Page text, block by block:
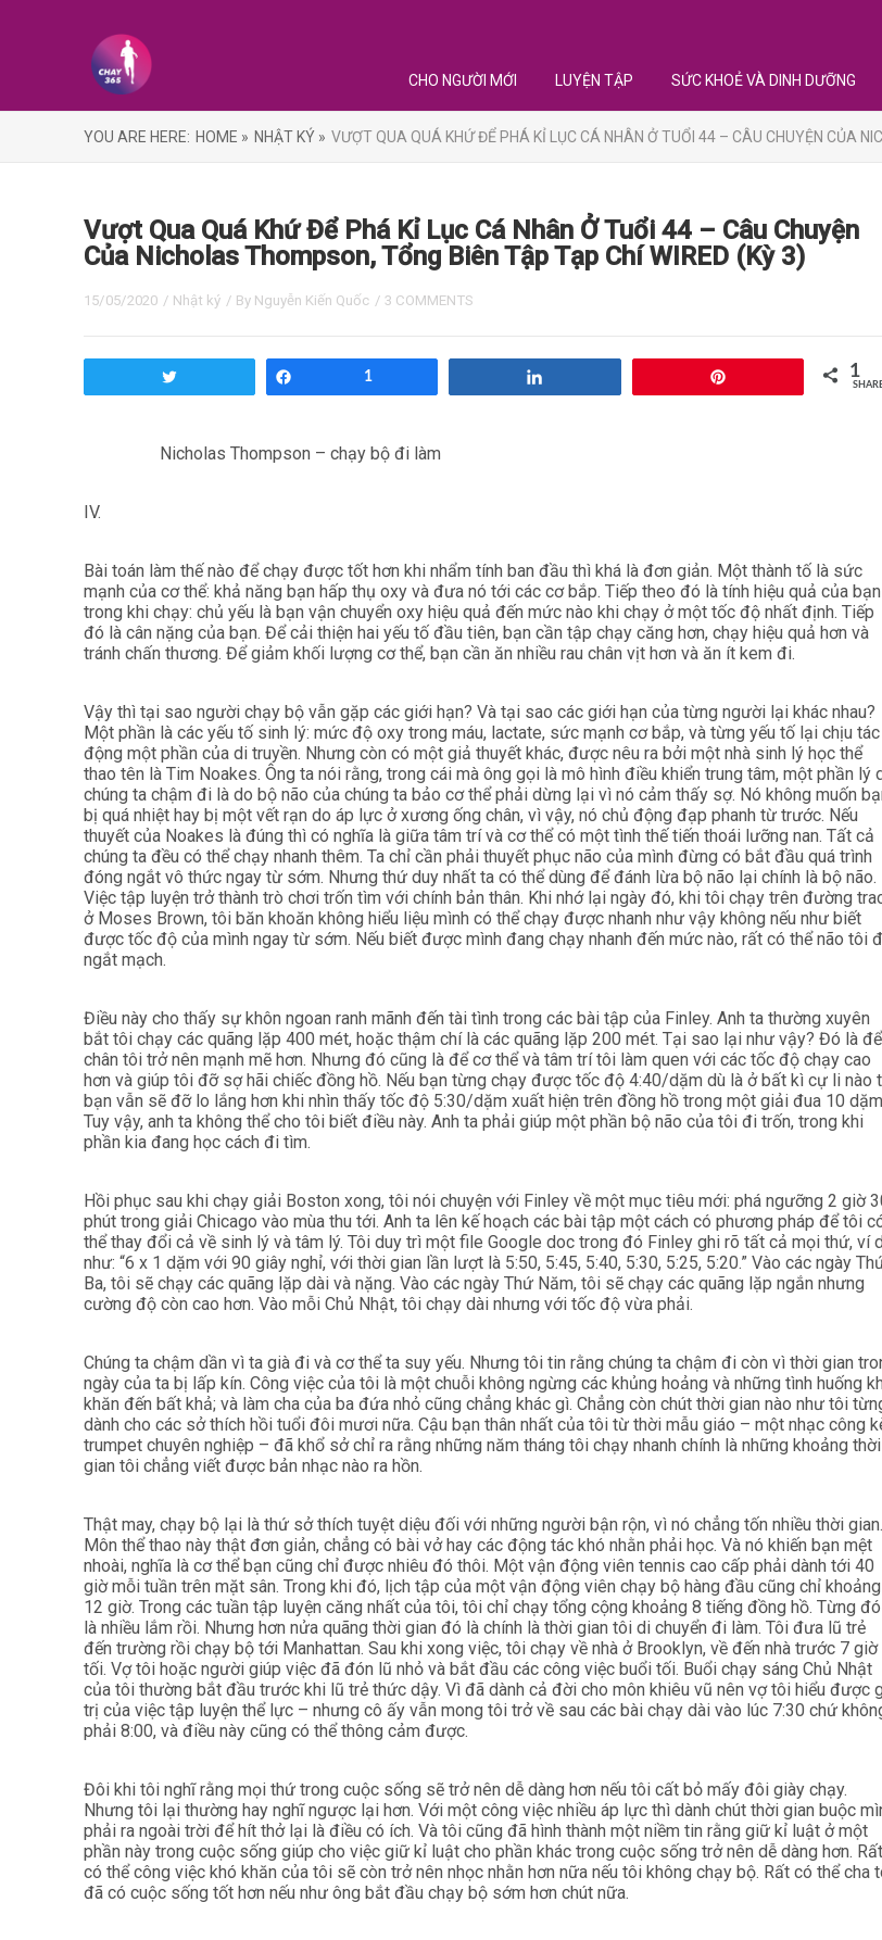
CHO NGƯỜI MỚI LUYỆN TẬP SỨC KHOẺ VÀ DINH DƯỠNG
YOU ARE HERE: HOME » NHẬT KÝ » VƯỢT QUA QUÁ KHỨ ĐỂ PHÁ KỈ LỤC CÁ NHÂN Ở TUỔI 44 – CÂU CHUYỆN CỦA
Vượt Qua Quá Khứ Để Phá Kỉ Lục Cá Nhân Ở Tuổi 44 – Câu Chuyện
Của Nicholas Thompson, Tổng Biên Tập Tạp Chí WIRED (Kỳ 3)
15/05/2020 / Nhật ký / By Nguyễn Kiến Quốc / 3 COMMENTS
1 1
Nicholas Thompson – chạy bộ đi làm
IV.
Bài toán làm thế nào để chạy được tốt hơn khi nhẩm tính ban đầu thì khá là đơn giản. Một thành tố là sức
mạnh của cơ thể: khả năng bạn hấp thụ oxy và đưa nó tới các cơ bắp. Tiếp theo đó là tính hiệu quả của bạn
trong khi chạy: chủ yếu là bạn vận chuyển oxy hiệu quả đến mức nào khi chạy ở một tốc độ nhất định. Tiếp
đó là cân nặng của bạn. Để cải thiện hai yếu tố đầu tiên, bạn cần tập chạy căng hơn, chạy hiệu quả hơn và
tránh chấn thương. Để giảm khối lượng cơ thể, bạn cần ăn nhiều rau chân vịt hơn và ăn ít kem đi.
Vậy thì tại sao người chạy bộ vẫn gặp các giới hạn? Và tại sao các giới hạn của từng người lại khác nhau?
Một phần là các yếu tố sinh lý: mức độ oxy trong máu, lactate, sức mạnh cơ bắp, và từng yếu tố lại chịu tác
động một phần của di truyền. Nhưng còn có một giả thuyết khác, được nêu ra bởi một nhà sinh lý học thể
thao tên là Tim Noakes. Ông ta nói rằng, trong cái mà ông gọi là mô hình điều khiển trung tâm, một phần lý
chúng ta chậm đi là do bộ não của chúng ta bảo cơ thể phải dừng lại vì nó cảm thấy sợ. Nó không muốn
bị quá nhiệt hay bị một vết rạn do áp lực ở xương ống chân, vì vậy, nó chủ động đạp phanh từ trước. Nếu
thuyết của Noakes là đúng thì có nghĩa là giữa tâm trí và cơ thể có một tình thế tiến thoái lưỡng nan. Tất cả
chúng ta đều có thể chạy nhanh thêm. Ta chỉ cần phải thuyết phục não của mình đừng có bắt đầu quá trình
đóng ngắt vô thức ngay từ sớm. Nhưng thứ duy nhất ta có thể dùng để đánh lừa bộ não lại chính là bộ não.
Việc tập luyện trở thành trò chơi trốn tìm với chính bản thân. Khi nhớ lại ngày đó, khi tôi chạy trên đường
ở Moses Brown, tôi băn khoăn không hiểu liệu mình có thể chạy được nhanh như vậy không nếu như biết
được tốc độ của mình ngay từ sớm. Nếu biết được mình đang chạy nhanh đến mức nào, rất có thể não tôi
ngắt mạch.
Điều này cho thấy sự khôn ngoan ranh mãnh đến tài tình trong các bài tập của Finley. Anh ta thường xuyên
bắt tôi chạy các quãng lặp 400 mét, hoặc thậm chí là các quãng lặp 200 mét. Tại sao lại như vậy? Đó là để
chân tôi trở nên mạnh mẽ hơn. Nhưng đó cũng là để cơ thể và tâm trí tôi làm quen với các tốc độ chạy cao
hơn và giúp tôi đỡ sợ hãi chiếc đồng hồ. Nếu bạn từng chạy được tốc độ 4:40/dặm dù là ở bất kì cự li nào
bạn vẫn sẽ đỡ lo lắng hơn khi nhìn thấy tốc độ 5:30/dặm xuất hiện trên đồng hồ trong một giải đua 10
Tuy vậy, anh ta không thể cho tôi biết điều này. Anh ta phải giúp một phần bộ não của tôi đi trốn, trong khi
phần kia đang học cách đi tìm.
Hồi phục sau khi chạy giải Boston xong, tôi nói chuyện với Finley về một mục tiêu mới: phá ngưỡng 2 giờ
phút trong giải Chicago vào mùa thu tới. Anh ta lên kế hoạch các bài tập một cách có phương pháp để tôi
thể thay đổi cả về sinh lý và tâm lý. Tôi duy trì một file Google doc trong đó Finley ghi rõ tất cả mọi thứ, ví
như: “6 x 1 dặm với 90 giây nghỉ, với thời gian lần lượt là 5:50, 5:45, 5:40, 5:30, 5:25, 5:20.” Vào các ngày
Ba, tôi sẽ chạy các quãng lặp dài và nặng. Vào các ngày Thứ Năm, tôi sẽ chạy các quãng lặp ngắn nhưng
cường độ còn cao hơn. Vào mỗi Chủ Nhật, tôi chạy dài nhưng với tốc độ vừa phải.
Chúng ta chậm dần vì ta già đi và cơ thể ta suy yếu. Nhưng tôi tin rằng chúng ta chậm đi còn vì thời gian
ngày của ta bị lấp kín. Công việc của tôi là một chuỗi không ngừng các khủng hoảng và những tình huống
khăn đến bất khả; và làm cha của ba đứa nhỏ cũng chẳng khác gì. Chẳng còn chút thời gian nào như tôi
dành cho các sở thích hồi tuổi đôi mươi nữa. Cậu bạn thân nhất của tôi từ thời mẫu giáo – một nhạc công
trumpet chuyên nghiệp – đã khổ sở chỉ ra rằng những năm tháng tôi chạy nhanh chính là những khoảng thời
gian tôi chẳng viết được bản nhạc nào ra hồn.
Thật may, chạy bộ lại là thứ sở thích tuyệt diệu đối với những người bận rộn, vì nó chẳng tốn nhiều thời gian.
Môn thể thao này thật đơn giản, chẳng có bài vở hay các động tác khó nhằn phải học. Và nó khiến bạn mệt
nhoài, nghĩa là cơ thể bạn cũng chỉ được nhiêu đó thôi. Một vận động viên tennis cao cấp phải dành tới 40
giờ mỗi tuần trên mặt sân. Trong khi đó, lịch tập của một vận động viên chạy bộ hàng đầu cũng chỉ khoảng
12 giờ. Trong các tuần tập luyện căng nhất của tôi, tôi chỉ chạy tổng cộng khoảng 8 tiếng đồng hồ. Từng đó
là nhiều lắm rồi. Nhưng hơn nửa quãng thời gian đó là chính là thời gian tôi di chuyển đi làm. Tôi đưa lũ trẻ
đến trường rồi chạy bộ tới Manhattan. Sau khi xong việc, tôi chạy về nhà ở Brooklyn, về đến nhà trước 7 giờ
tối. Vợ tôi hoặc người giúp việc đã đón lũ nhỏ và bắt đầu các công việc buổi tối. Buổi chạy sáng Chủ Nhật
của tôi thường bắt đầu trước khi lũ trẻ thức dậy. Vì đã dành cả đời cho môn khiêu vũ nên vợ tôi hiểu được
trị của việc tập luyện thể lực – nhưng cô ấy vẫn mong tôi trở về sau các bài chạy dài vào lúc 7:30 chứ
phải 8:00, và điều này cũng có thể thông cảm được.
Đôi khi tôi nghĩ rằng mọi thứ trong cuộc sống sẽ trở nên dễ dàng hơn nếu tôi cất bỏ mấy đôi giày chạy.
Nhưng tôi lại thường hay nghĩ ngược lại hơn. Với một công việc nhiều áp lực thì dành chút thời gian buộc
phải ra ngoài trời để hít thở lại là điều có ích. Và tôi cũng đã hình thành một niềm tin rằng giữ kỉ luật ở một
phần này trong cuộc sống giúp cho việc giữ kỉ luật cho phần khác trong cuộc sống trở nên dễ dàng hơn. Rất
có thể công việc khó khăn của tôi sẽ còn trở nên nhọc nhằn hơn nữa nếu tôi không chạy bộ. Rất có thể cha
đã có cuộc sống tốt hơn nếu như ông bắt đầu chạy bộ sớm hơn chút nữa.